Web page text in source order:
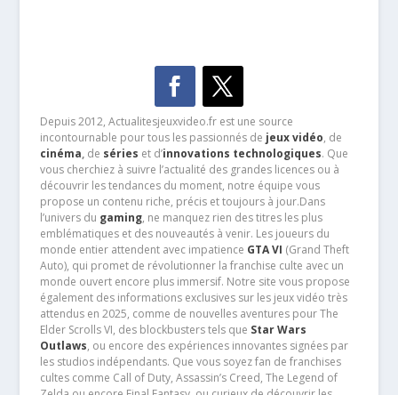
Depuis 2012, Actualitesjeuxvideo.fr est une source
incontournable pour tous les passionnés de jeux vidéo, de
cinéma,de séries et d’innovations technologiques. Que
vous cherchiez à suivre l’actualité des grandes licences ou à
découvrir les tendances du moment, notre équipe vous
propose un contenu riche, précis et toujours à jour.Dans
l’univers du gaming, ne manquez rien des titres les plus
emblématiques et des nouveautés à venir. Les joueurs du
monde entier attendent avec impatience GTA VI (Grand Theft
Auto), qui promet de révolutionner la franchise culte avec un
monde ouvert encore plus immersif. Notre site vous propose
également des informations exclusives sur les jeux vidéo très
attendus en 2025, comme de nouvelles aventures pour The
Elder Scrolls VI, des blockbusters tels que Star Wars
Outlaws, ou encore des expériences innovantes signées par
les studios indépendants. Que vous soyez fan de franchises
cultes comme Call of Duty, Assassin’s Creed, The Legend of